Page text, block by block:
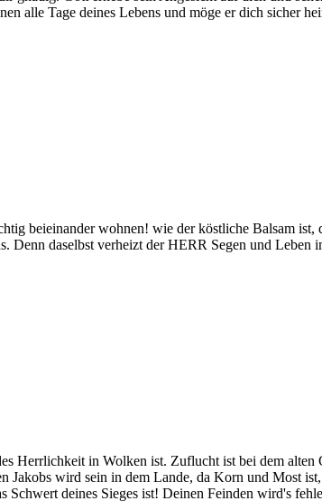
alle Tage deines Lebens und möge er dich sicher
beieinander wohnen! wie der köstliche Balsam
daselbst verheizt der HERR Segen und Leben
Herrlichkeit in Wolken ist. Zuflucht ist bei dem
Jakobs wird sein in dem Lande, da Korn und Most
deines Sieges ist! Deinen Feinden wird's